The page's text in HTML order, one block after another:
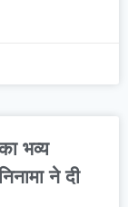
भव्य
ने दी